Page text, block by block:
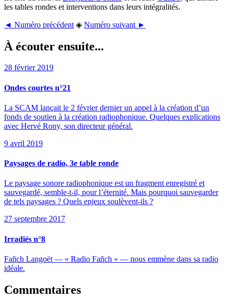
les tables rondes et interventions dans leurs intégralités.
◄ Numéro précédent ◈ Numéro suivant ►
À écouter ensuite...
28 février 2019
Ondes courtes n°21
La SCAM lançait le 2 février dernier un appel à la création d’un
fonds de soutien à la création radiophonique. Quelques explications
avec Hervé Rony, son directeur général.
9 avril 2019
Paysages de radio, 3e table ronde
Le paysage sonore radiophonique est un fragment enregistré et
sauvegardé, semble-t-il, pour l’éternité. Mais pourquoi sauvegarder
de tels paysages ? Quels enjeux soulèvent-ils ?
27 septembre 2017
Irradiés n°8
Fañch Langoët — « Radio Fañch » — nous emmène dans sa radio
idéale.
Commentaires